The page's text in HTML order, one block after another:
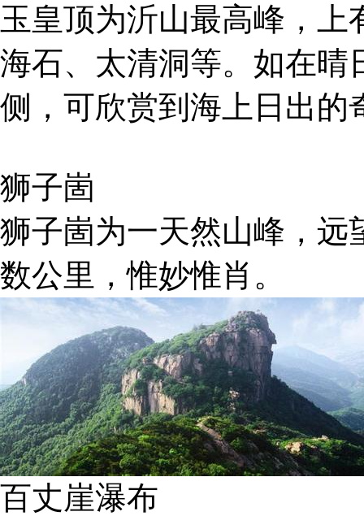
玉皇顶为沂山最高峰，
海石、太清洞等。如在晴
侧，可欣赏到海上日出的
狮子崮
狮子崮为一天然山峰，远
数公里，惟妙惟肖。
百丈崖瀑布